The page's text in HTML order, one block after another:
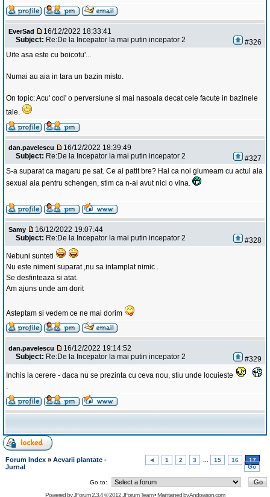
EverSad
16/12/2022 18:33:41
Subject: Re:De la Incepator la mai putin incepator 2
#326
Uite asa este cu boicotu'...
Numai au aia in tara un bazin misto.
On topic: Acu' coci' o perversiune si mai nasoala decat cele facute in bazinele
tale.
dan.pavelescu
16/12/2022 18:39:49
Subject: Re:De la Incepator la mai putin incepator 2
#327
S-a suparat ca magaru pe sat. Ce ai patit bre? Hai ca noi glumeam cu actul ala
sexual aia pentru schengen, stim ca n-ai avut nici o vina.
Samy
16/12/2022 19:07:44
Subject: Re:De la Incepator la mai putin incepator 2
#328
Nebuni sunteti
Nu este nimeni suparat ,nu sa intamplat nimic .
Se desfinteaza si atat.
Am ajuns unde am dorit
Asteptam si vedem ce ne mai dorim
dan.pavelescu
16/12/2022 19:14:52
Subject: Re:De la Incepator la mai putin incepator 2
#329
Inchis la cerere - daca nu se prezinta cu ceva nou, stiu unde locuieste
.
Forum Index » Acvarii plantate -
Jurnal
◄ 1 2 3 15 16
17
Go
Go to:
Powered byJForum 2.3.4© 2012JForum Team• Maintained byAndowson.com